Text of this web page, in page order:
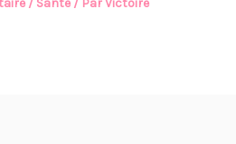
/ Santé/ ParVictoire